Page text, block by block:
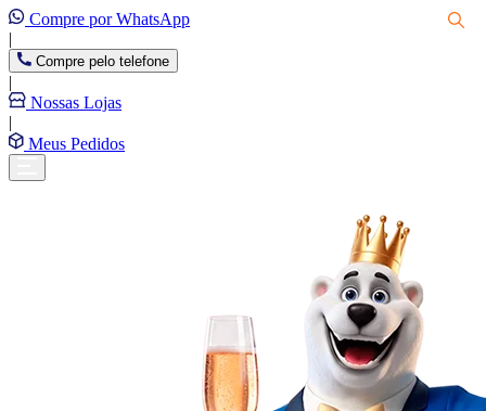
Compre por WhatsApp
|
Compre pelo telefone
|
Nossas Lojas
|
Meus Pedidos